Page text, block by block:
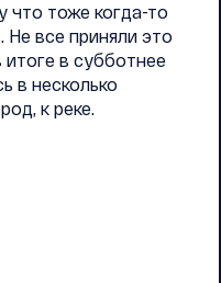
что тоже когда-то
Не все приняли это
в субботнее
в несколько
к реке.